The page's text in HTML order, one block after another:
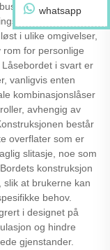
funksjonalitet for
har en
i ulike omgivelser,
for personlige
i svart er
vanligvis enten
kombinasjonslåser
avhengig av
består
overflater som er
slitasje, noe som
konstruksjon
slik at brukerne kan
behov.
i designet på
og hindre
gjenstander.
whatsapp